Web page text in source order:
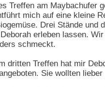
Treffen am Maybachufer
mich auf eine kleine
Drei Stände und
erleben lassen.
schmeckt.
dritten Treffen hat mir
Sie wollten